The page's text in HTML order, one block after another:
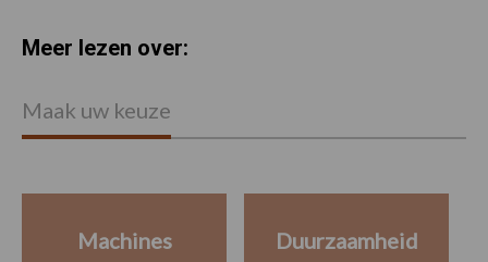
Meer lezen over:
Maak uw keuze
Machines Duurzaamheid